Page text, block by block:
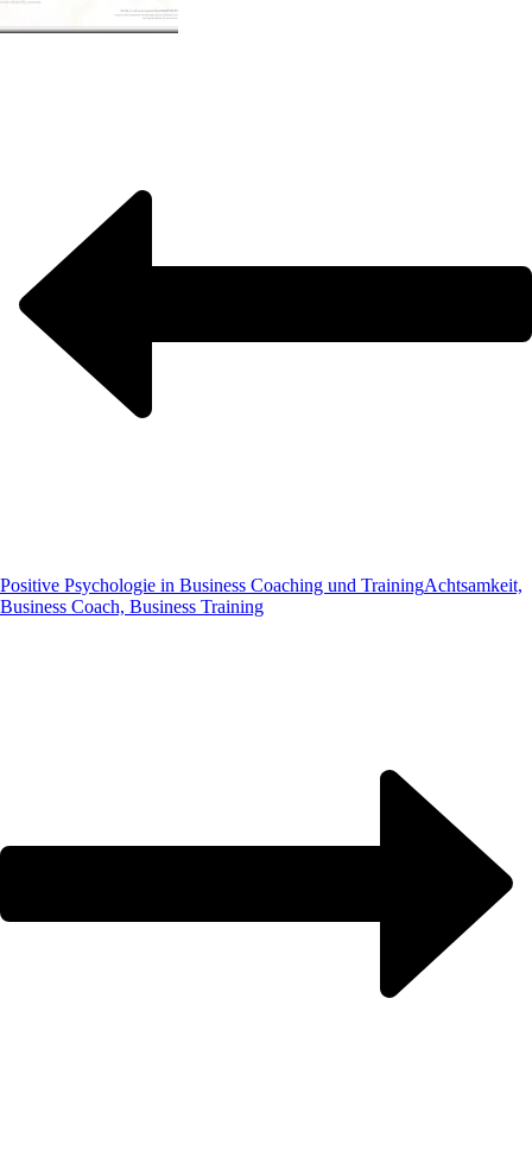
Positive Psychologie in Business Coaching und TrainingAchtsamkeit,
Business Coach, Business Training